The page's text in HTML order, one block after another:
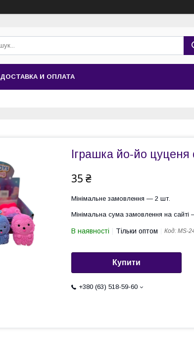
ДОСТАВКА И ОПЛАТА
Іграшка йо-йо цуценя
35 ₴
Мінімальне замовлення — 2 шт.
Мінімальна сума замовлення на сайті
В наявності Тільки оптом Код: MS-
Купити
+380 (63) 518-59-60